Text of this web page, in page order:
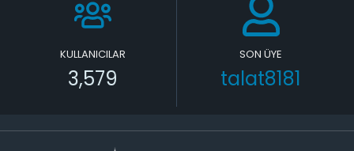
KULLANICILAR
3,579
SON ÜYE
talat8181